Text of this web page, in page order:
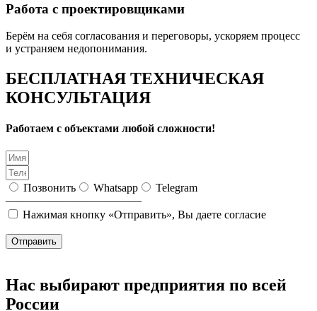
Работа с проектировщиками
Берём на себя согласования и переговоры, ускоряем процесс
и устраняем недопонимания.
БЕСПЛАТНАЯ ТЕХНИЧЕСКАЯ
КОНСУЛЬТАЦИЯ
Работаем с объектами любой сложности!
Позвонить Whatsapp
Telegram
————————————
Нажимая кнопку «Отправить», Вы даете согласие
Отправить
Нас выбирают предприятия по всей
России